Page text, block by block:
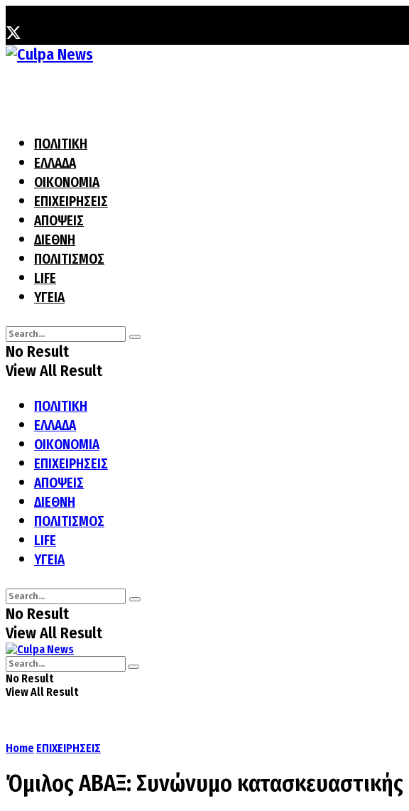
ΠΟΛΙΤΙΚΗ
ΕΛΛΑΔΑ
ΟΙΚΟΝΟΜΙΑ
ΕΠΙΧΕΙΡΗΣΕΙΣ
ΑΠΟΨΕΙΣ
ΔΙΕΘΝΗ
ΠΟΛΙΤΙΣΜΟΣ
LIFE
ΥΓΕΙΑ
No Result
View All Result
ΠΟΛΙΤΙΚΗ
ΕΛΛΑΔΑ
ΟΙΚΟΝΟΜΙΑ
ΕΠΙΧΕΙΡΗΣΕΙΣ
ΑΠΟΨΕΙΣ
ΔΙΕΘΝΗ
ΠΟΛΙΤΙΣΜΟΣ
LIFE
ΥΓΕΙΑ
No Result
View All Result
No Result
View All Result
Home ΕΠΙΧΕΙΡΗΣΕΙΣ
Όμιλος ΑΒΑΞ: Συνώνυμο